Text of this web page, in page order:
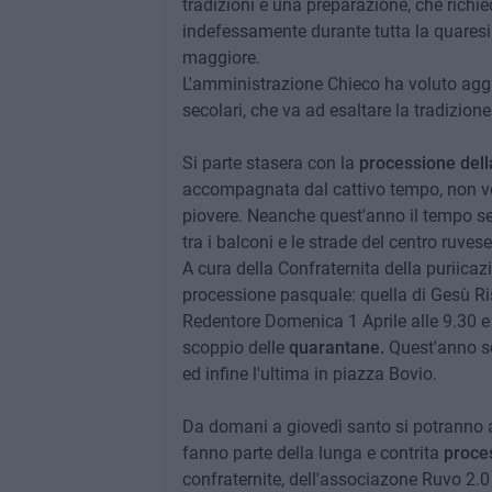
tradizioni e una preparazione, che
indefessamente durante tutta la
maggiore.
L'amministrazione Chieco ha voluto
secolari, che va ad esaltare la
Si parte stasera con la processione
accompagnata dal cattivo tempo, non
piovere. Neanche quest'anno il tempo
tra i balconi e le strade del centro
A cura della Confraternita della
processione pasquale: quella di Gesù
Redentore Domenica 1 Aprile alle
scoppio delle quarantane. Quest'anno
ed infine l'ultima in piazza Bovio.
Da domani a giovedì santo si potranno
fanno parte della lunga e contrita
confraternite, dell'associazone Ruvo